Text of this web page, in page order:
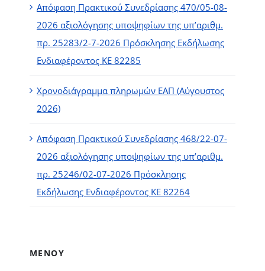
Απόφαση Πρακτικού Συνεδρίασης 470/05-08-
2026 αξιολόγησης υποψηφίων της υπ’αριθμ.
πρ. 25283/2-7-2026 Πρόσκλησης Εκδήλωσης
Ενδιαφέροντος ΚΕ 82285
Χρονοδιάγραμμα πληρωμών ΕΑΠ (Αύγουστος
2026)
Απόφαση Πρακτικού Συνεδρίασης 468/22-07-
2026 αξιολόγησης υποψηφίων της υπ’αριθμ.
πρ. 25246/02-07-2026 Πρόσκλησης
Εκδήλωσης Ενδιαφέροντος ΚΕ 82264
ΜΕΝΟΥ